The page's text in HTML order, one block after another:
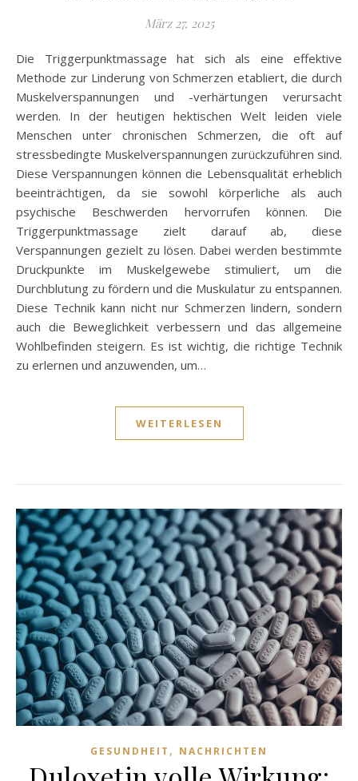
März 27, 2025
Die Triggerpunktmassage hat sich als eine effektive
Methode zur Linderung von Schmerzen etabliert, die durch
Muskelverspannungen und -verhärtungen verursacht
werden. In der heutigen hektischen Welt leiden viele
Menschen unter chronischen Schmerzen, die oft auf
stressbedingte Muskelverspannungen zurückzuführen sind.
Diese Verspannungen können die Lebensqualität erheblich
beeinträchtigen, da sie sowohl körperliche als auch
psychische Beschwerden hervorrufen können. Die
Triggerpunktmassage zielt darauf ab, diese
Verspannungen gezielt zu lösen. Dabei werden bestimmte
Druckpunkte im Muskelgewebe stimuliert, um die
Durchblutung zu fördern und die Muskulatur zu entspannen.
Diese Technik kann nicht nur Schmerzen lindern, sondern
auch die Beweglichkeit verbessern und das allgemeine
Wohlbefinden steigern. Es ist wichtig, die richtige Technik
zu erlernen und anzuwenden, um…
WEITERLESEN
GESUNDHEIT , NACHRICHTEN